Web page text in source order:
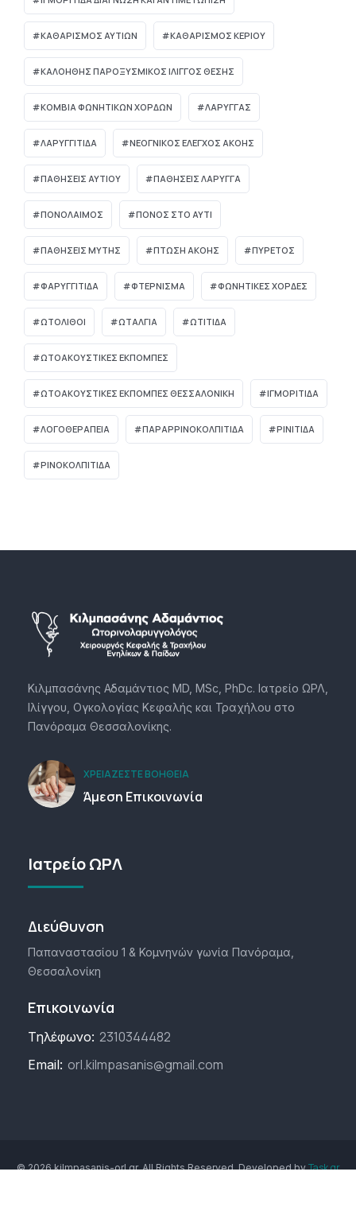
ΚΑΘΑΡΙΣΜΟΣ ΑΥΤΙΩΝ ΚΑΘΑΡΙΣΜΟΣ ΚΕΡΙΟΥ
ΚΑΛΟΗΘΗΣ ΠΑΡΟΞΥΣΜΙΚΟΣ ΙΛΙΓΓΟΣ ΘΕΣΗΣ
ΚΟΜΒΊΑ ΦΩΝΗΤΙΚΏΝ ΧΟΡΔΏΝ ΛΑΡΥΓΓΑΣ
ΛΑΡΥΓΓΙΤΙΔΑ ΝΕΟΓΝΙΚΌΣ ΈΛΕΓΧΟΣ ΑΚΟΉΣ
ΠΑΘΗΣΕΙΣ ΑΥΤΙΟΥ ΠΑΘΗΣΕΙΣ ΛΑΡΥΓΓΑ
ΠΟΝΟΛΑΙΜΟΣ ΠΟΝΟΣ ΣΤΟ ΑΥΤΙ
ΠΑΘΉΣΕΙΣ ΜΎΤΗΣ ΠΤΏΣΗ ΑΚΟΉΣ ΠΥΡΕΤΌΣ
ΦΑΡΥΓΓΙΤΙΔΑ ΦΤΕΡΝΙΣΜΑ ΦΩΝΗΤΙΚΕΣ ΧΟΡΔΕΣ
ΩΤΌΛΙΘΟΙ ΩΤΑΛΓΙΑ ΩΤΙΤΙΔΑ
ΩΤΟΑΚΟΥΣΤΙΚΈΣ ΕΚΠΟΜΠΈΣ
ΩΤΟΑΚΟΥΣΤΙΚΈΣ ΕΚΠΟΜΠΈΣ ΘΕΣΣΑΛΟΝΊΚΗ ΙΓΜΟΡΊΤΙΔΑ
ΛΟΓΟΘΕΡΑΠΕΊΑ ΠΑΡΑΡΡΙΝΟΚΟΛΠΊΤΙΔΑ ΡΙΝΊΤΙΔΑ
ΡΙΝΟΚΟΛΠΊΤΙΔΑ
Κιλμπασάνης Αδαμάντιος MD, MSc, PhDc. Ιατρείο ΩΡΛ,
Ιλίγγου, Ογκολογίας Κεφαλής και Τραχήλου στο
Πανόραμα Θεσσαλονίκης.
ΧΡΕΙΆΖΕΣΤΕ ΒΟΉΘΕΙΑ
Άμεση Επικοινωνία
Ιατρείο ΩΡΛ
Διεύθυνση
Παπαναστασίου 1 & Κομνηνών γωνία Πανόραμα,
Θεσσαλονίκη
Επικοινωνία
Τηλέφωνο: 2310344482
Email: orl.kilmpasanis@gmail.com
© 2026 kilmpasanis-orl.gr. All Rights Reserved. Developed byTask.gr